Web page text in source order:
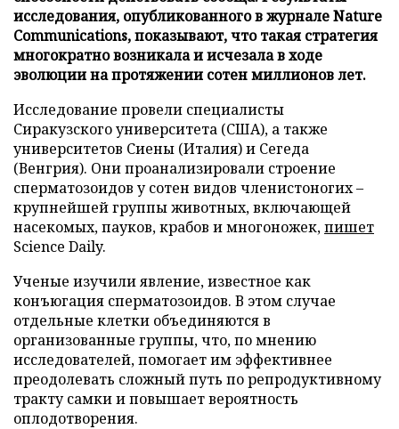
исследования, опубликованного в журнале Nature
Communications, показывают, что такая стратегия
многократно возникала и исчезала в ходе
эволюции на протяжении сотен миллионов лет.
Исследование провели специалисты
Сиракузского университета (США), а также
университетов Сиены (Италия) и Сегеда
(Венгрия). Они проанализировали строение
сперматозоидов у сотен видов членистоногих –
крупнейшей группы животных, включающей
насекомых, пауков, крабов и многоножек,пишет
Science Daily.
Ученые изучили явление, известное как
конъюгация сперматозоидов. В этом случае
отдельные клетки объединяются в
организованные группы, что, по мнению
исследователей, помогает им эффективнее
преодолевать сложный путь по репродуктивному
тракту самки и повышает вероятность
оплодотворения.